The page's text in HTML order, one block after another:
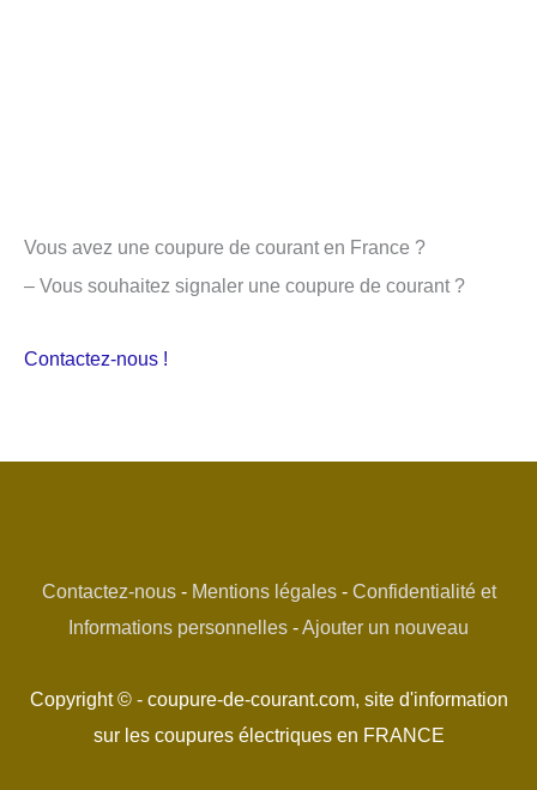
Vous avez une coupure de courant en France ?
– Vous souhaitez signaler une coupure de courant ?
Contactez-nous !
Contactez-nous- Mentions légales- Confidentialité et
Informations personnelles -Ajouter un nouveau
Copyright © - coupure-de-courant.com, site d'information
sur les coupures électriques en FRANCE